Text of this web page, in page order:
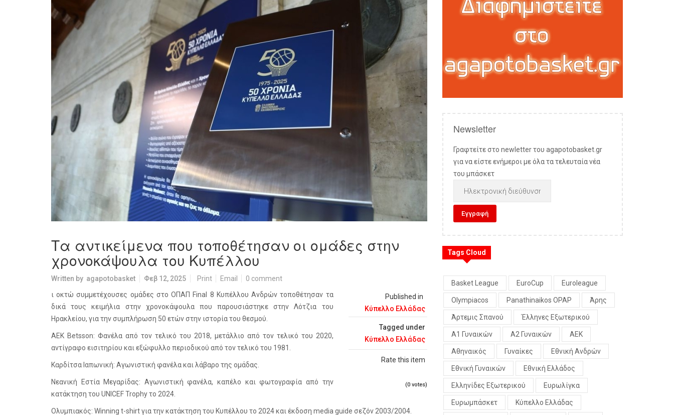
Τα αντικείμενα που τοποθέτησαν οι ομάδες στην
χρονοκάψουλα του Κυπέλλου
Written by agapotobasket Φεβ 12, 2025 Print Email 0 comment
Published in
Κύπελλο Ελλάδας
Tagged under
Κύπελλο Ελλάδας
Rate this item
(0 votes)
ι οκτώ συμμετέχουσες ομάδες στο ΟΠΑΠ Final 8 Κυπέλλου Ανδρών τοποθέτησαν τα
δικά τους κειμήλια στην χρονοκάψουλα που παρουσιάστηκε στην Λότζια του
Ηρακλείου, για την συμπλήρωση 50 ετών στην ιστορία του θεσμού.
ΑΕΚ Betsson: Φανέλα από τον τελικό του 2018, μετάλλιο από τον τελικό του 2020,
αντίγραφο εισιτηρίου και εξώφυλλο περιοδικού από τον τελικό του 1981.
Καρδίτσα Ιαπωνική: Αγωνιστική φανέλα και λάβαρο της ομάδας.
Νεανική Εστία Μεγαρίδας: Αγωνιστική φανέλα, καπέλο και φωτογραφία από την
κατάκτηση του UNICEF Trophy το 2024.
Ολυμπιακός: Winning t-shirt για την κατάκτηση του Κυπέλλου το 2024 και έκδοση media guide σεζόν 2003/2004.
Newsletter
Γραφτείτε στο newletter του agapotobasket.gr
για να είστε ενήμεροι με όλα τα τελευταία νέα
του μπάσκετ
Tags Cloud
Basket League EuroCup Euroleague
Olympiacos Panathinaikos OPAP Άρης
Άρτεμις Σπανού Έλληνες Εξωτερικού
Α1 Γυναικών Α2 Γυναικών ΑΕΚ
Αθηναικός Γυναίκες Εθνική Ανδρών
Εθνική Γυναικών Εθνική Ελλάδος
Ελληνίδες Εξωτερικού Ευρωλίγκα
Ευρωμπάσκετ Κύπελλο Ελλάδας